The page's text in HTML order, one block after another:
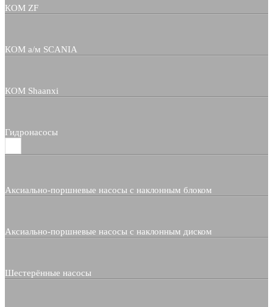
КОМ ZF
КОМ а/м SCANIA
КОМ Shaanxi
Гидронасосы
Аксиально-поршневые насосы с наклонным блоком
Аксиально-поршневые насосы с наклонным диском
Шестерённые насосы